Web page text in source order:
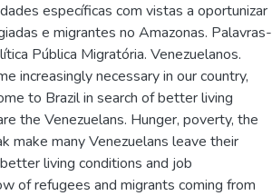
específicas com vistas a oportunizar
e migrantes no Amazonas. Palavras-
Pública Migratória. Venezuelanos.
increasingly necessary in our country,
to Brazil in search of better living
the Venezuelans. Hunger, poverty, the
make many Venezuelans leave their
living conditions and job
of refugees and migrants coming from